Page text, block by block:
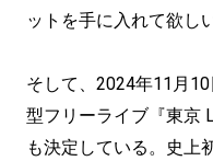
ットを手に入れて欲しい
そして、2024年11月
型フリーライブ『東京
も決定している。史上